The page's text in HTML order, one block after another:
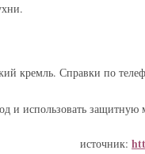
кремль. Справки по
и использовать защитную
источник: